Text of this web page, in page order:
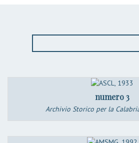
numero 3
Archivio Storico per la